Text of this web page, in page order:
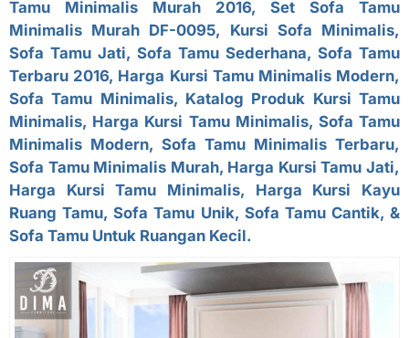
Tamu Minimalis Murah 2016, Set Sofa Tamu
Minimalis Murah DF-0095, Kursi Sofa Minimalis,
Sofa Tamu Jati, Sofa Tamu Sederhana, Sofa Tamu
Terbaru 2016, Harga Kursi Tamu Minimalis Modern,
Sofa Tamu Minimalis, Katalog Produk Kursi Tamu
Minimalis, Harga Kursi Tamu Minimalis, Sofa Tamu
Minimalis Modern, Sofa Tamu Minimalis Terbaru,
Sofa Tamu Minimalis Murah, Harga Kursi Tamu Jati,
Harga Kursi Tamu Minimalis, Harga Kursi Kayu
Ruang Tamu, Sofa Tamu Unik, Sofa Tamu Cantik, &
Sofa Tamu Untuk Ruangan Kecil.